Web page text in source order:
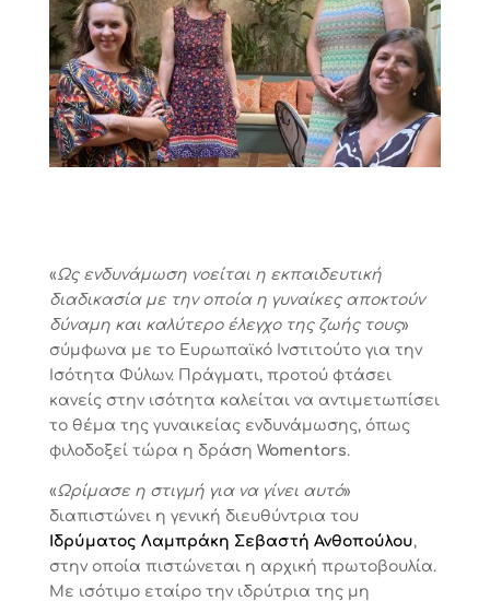
« Ως ενδυνάμωση νοείται η εκπαιδευτική
διαδικασία με την οποία η γυναίκες αποκτούν
δύναμη και καλύτερο έλεγχο της ζωής τους»
σύμφωνα με το Ευρωπαϊκό Ινστιτούτο για την
Ισότητα Φύλων. Πράγματι, προτού φτάσει
κανείς στην ισότητα καλείται να αντιμετωπίσει
το θέμα της γυναικείας ενδυνάμωσης, όπως
φιλοδοξεί τώρα η δράση Womentors.
« Ωρίμασε η στιγμή για να γίνει αυτό»
διαπιστώνει η γενική διευθύντρια του
Ιδρύματος Λαμπράκη Σεβαστή Ανθοπούλου,
στην οποία πιστώνεται η αρχική πρωτοβουλία.
Με ισότιμο εταίρο την ιδρύτρια της μη